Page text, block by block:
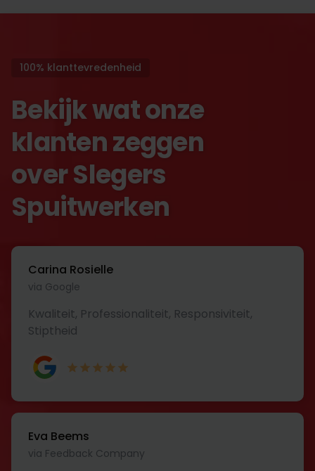
100% klanttevredenheid
Bekijk wat onze
klanten zeggen
over Slegers
Spuitwerken
Carina Rosielle
via Google
Kwaliteit, Professionaliteit, Responsiviteit,
Stiptheid
Eva Beems
via Feedback Company